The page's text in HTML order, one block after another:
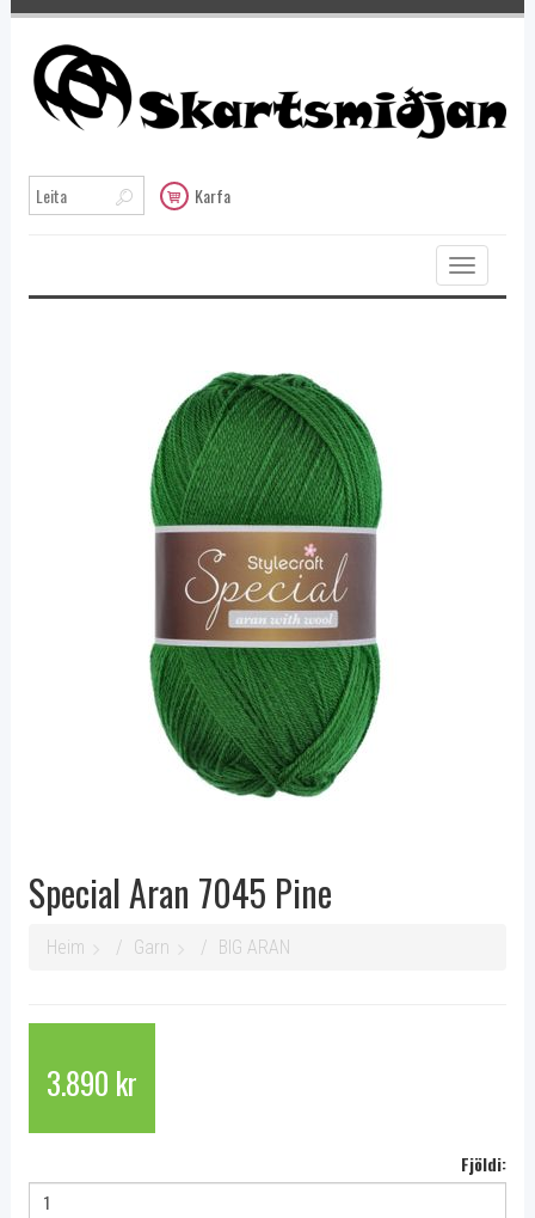
Karfa
Toggle
navigation
Special Aran 7045 Pine
Heim Garn BIG ARAN
3.890 kr
Fjöldi: